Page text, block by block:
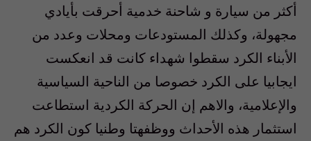
أكثر من سيارة و شاحنة خدمية أحرقت بأيادي
مجهولة، وكذلك المستودعات ومحلات وعدد من
الأبناء الكرد سقطوا شهداء كانت قد انعكست
ايجابيا على الكرد خصوصا من الناحية السياسية
والإعلامية، والاهم إن الحركة الكردية استطاعت
استثمار هذه الأحداث ووظفهتا وطنيا كون الكرد هم